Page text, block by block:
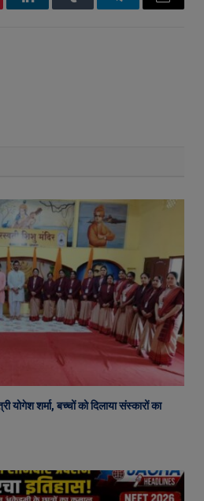
LinkedInTumblr TelegramEmail
शर्मा, बच्चों को दिलाया संस्कारों का